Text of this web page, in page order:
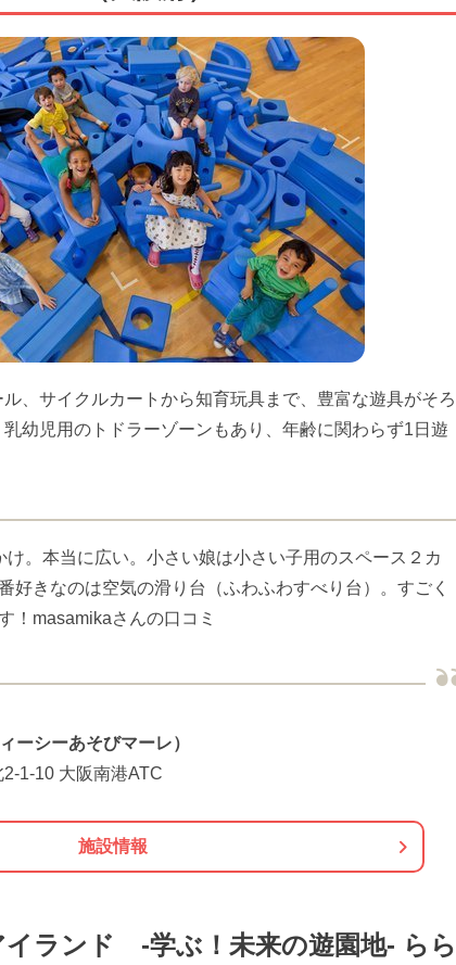
、サイクルカートから知育玩具まで、豊富な遊具がそろ
幼児用のトドラーゾーンもあり、年齢に関わらず1日遊
。本当に広い。小さい娘は小さい子用のスペース２カ
好きなのは空気の滑り台（ふわふわすべり台）。すごく
！masamikaさんの口コミ
ーシーあそびマーレ）
1-10 大阪南港ATC
施設情報
イランド -学ぶ！未来の遊園地- らら